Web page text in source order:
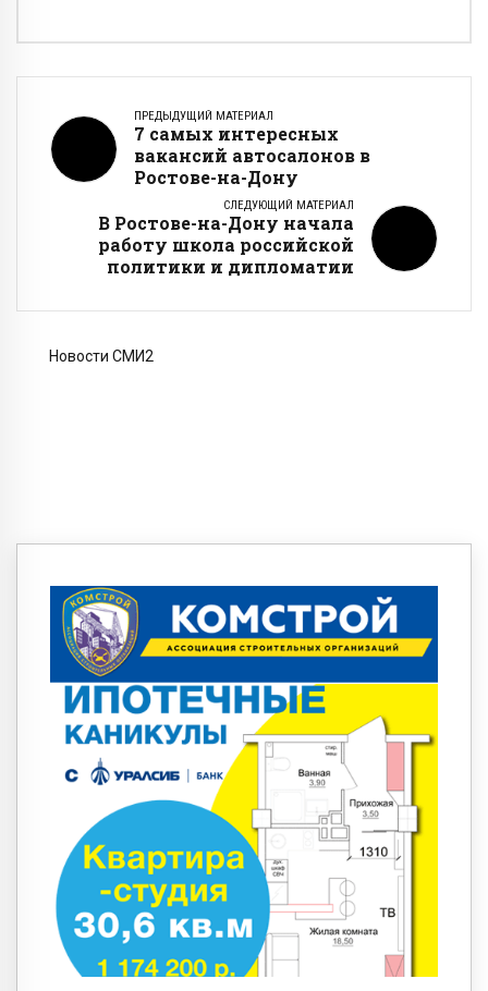
ПРЕДЫДУЩИЙ МАТЕРИАЛ
7 самых интересных
вакансий автосалонов в
Ростове-на-Дону
СЛЕДУЮЩИЙ МАТЕРИАЛ
В Ростове-на-Дону начала
работу школа российской
политики и дипломатии
Новости СМИ2